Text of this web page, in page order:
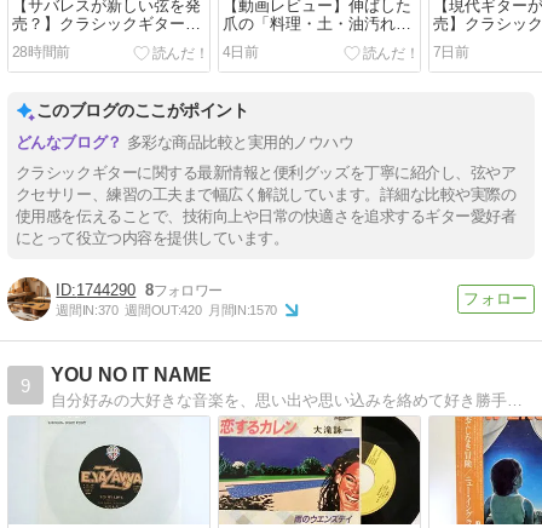
【サバレスが新しい弦を発
売？】クラシックギター界
注目トピック（2026年8月
第2週）
28時間前
【動画レビュー】伸ばした
爪の「料理・土・油汚れ」
を根こそぎ落とす！アズワ
ン ツメッコ除菌ブラシが凄
すぎた
4日前
【現代ギター
売】クラシッ
目トピック（
週）
7日前
このブログのここがポイント
多彩な商品比較と実用的ノウハウ
クラシックギターに関する最新情報と便利グッズを丁寧に紹介し、弦やア
クセサリー、練習の工夫まで幅広く解説しています。詳細な比較や実際の
使用感を伝えることで、技術向上や日常の快適さを追求するギター愛好者
にとって役立つ内容を提供しています。
1744290 8
週間IN:370 週間OUT:420 月間IN:1570
9
YOU NO IT NAME
自分好みの大好きな音楽を、思い出や思い込みを絡めて好き勝手に綴っていきます。８０年代の洋楽が多くなりそうです。